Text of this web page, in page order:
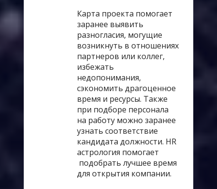
Карта проекта помогает
заранее выявить
разногласия, могущие
возникнуть в отношениях
партнеров или коллег,
избежать
недопонимания,
сэкономить драгоценное
время и ресурсы. Также
при подборе персонала
на работу можно заранее
узнать соответствие
кандидата должности. HR
астрология помогает
подобрать лучшее время
для открытия компании.